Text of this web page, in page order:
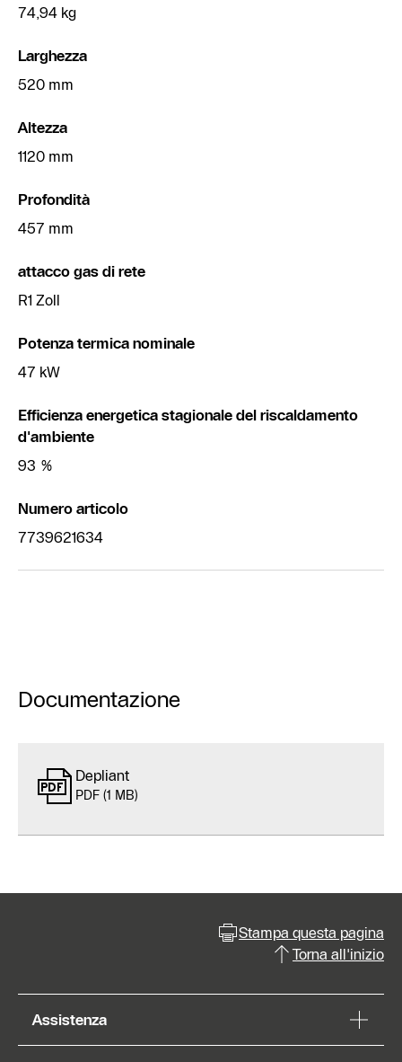
74,94 kg
Larghezza
520 mm
Altezza
1120 mm
Profondità
457 mm
attacco gas di rete
R1 Zoll
Potenza termica nominale
47 kW
Efficienza energetica stagionale del riscaldamento
d'ambiente
93 %
Numero articolo
7739621634
Documentazione
Depliant
PDF (1 MB)
Stampa questa pagina
Torna all'inizio
Assistenza